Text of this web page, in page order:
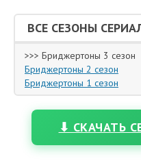
ВСЕ СЕЗОНЫ
>>> Бриджертоны 3 сезон
Бриджертоны 2 сезон
Бриджертоны 1 сезон
⬇ СКАЧАТЬ